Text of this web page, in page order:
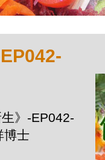
》-EP042-
博士